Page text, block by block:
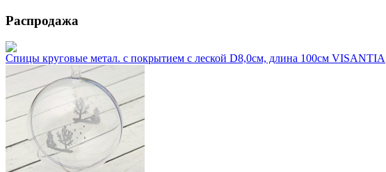
Распродажа
Спицы круговые метал. с покрытием с леской D8,0см, длина 100см VISANTIA